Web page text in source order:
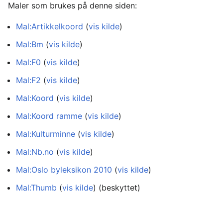
Maler som brukes på denne siden:
Mal:Artikkelkoord (vis kilde)
Mal:Bm (vis kilde)
Mal:F0 (vis kilde)
Mal:F2 (vis kilde)
Mal:Koord (vis kilde)
Mal:Koord ramme (vis kilde)
Mal:Kulturminne (vis kilde)
Mal:Nb.no (vis kilde)
Mal:Oslo byleksikon 2010 (vis kilde)
Mal:Thumb (vis kilde) (beskyttet)